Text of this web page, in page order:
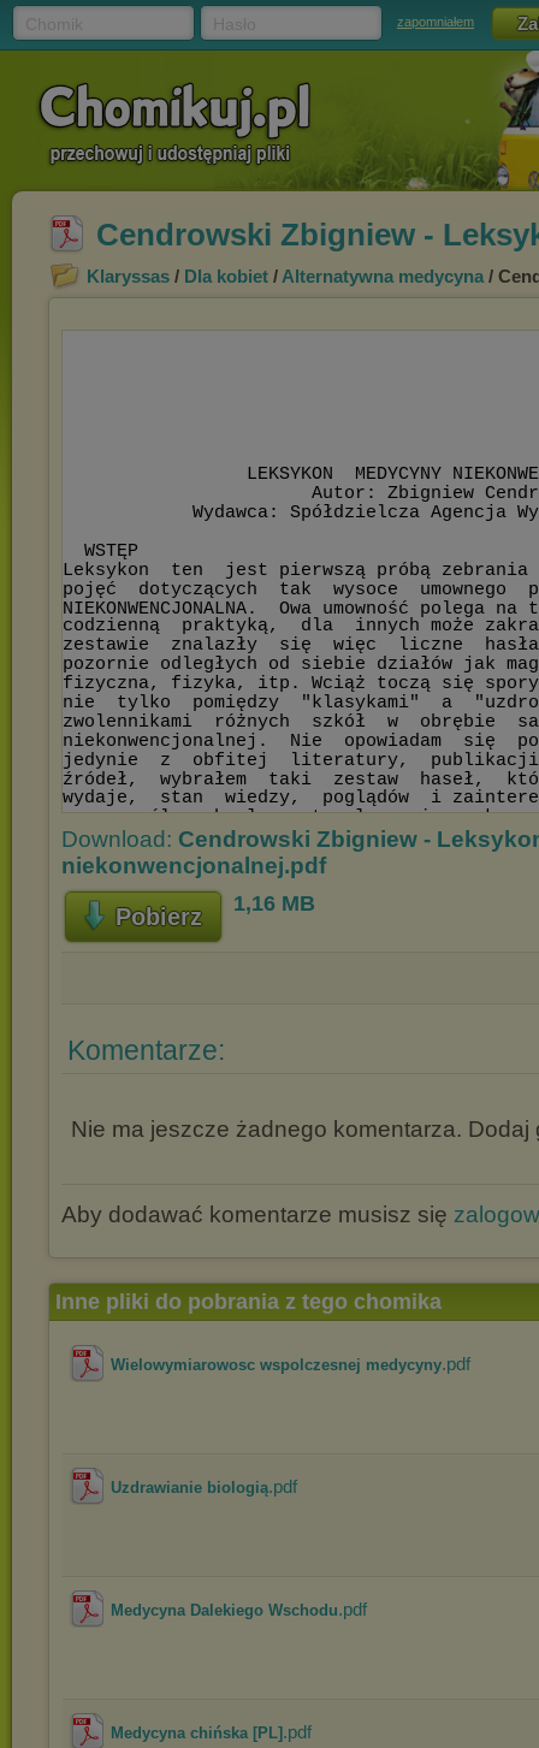
zapomniałem
Cendrowski Zbigniew -
Klaryssas / Dla kobiet / Alternatywna medycyna /
Download: Cendrowski Zbigniew -
niekonwencjonalnej.pdf
Pobierz 1,16 MB
Komentarze:
Nie ma jeszcze żadnego komentarza. Dodaj
Aby dodawać komentarze musisz się
Inne pliki do pobrania z tego chomika
Wielowymiarowosc wspolczesnej medycyny.pdf
Uzdrawianie biologią.pdf
Medycyna Dalekiego Wschodu.pdf
Medycyna chińska [PL] .pdf